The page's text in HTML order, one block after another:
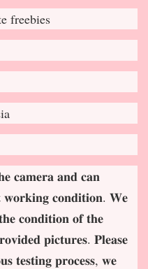
freebies
𝐜𝐚𝐦𝐞𝐫𝐚 𝐚𝐧𝐝 𝐜𝐚𝐧
𝐰𝐨𝐫𝐤𝐢𝐧𝐠 𝐜𝐨𝐧𝐝𝐢𝐭𝐢𝐨𝐧. 𝐖𝐞
𝐜𝐨𝐧𝐝𝐢𝐭𝐢𝐨𝐧 𝐨𝐟 𝐭𝐡𝐞
𝐩𝐢𝐜𝐭𝐮𝐫𝐞𝐬. 𝐏𝐥𝐞𝐚𝐬𝐞
𝐭𝐞𝐬𝐭𝐢𝐧𝐠 𝐩𝐫𝐨𝐜𝐞𝐬𝐬, 𝐰𝐞